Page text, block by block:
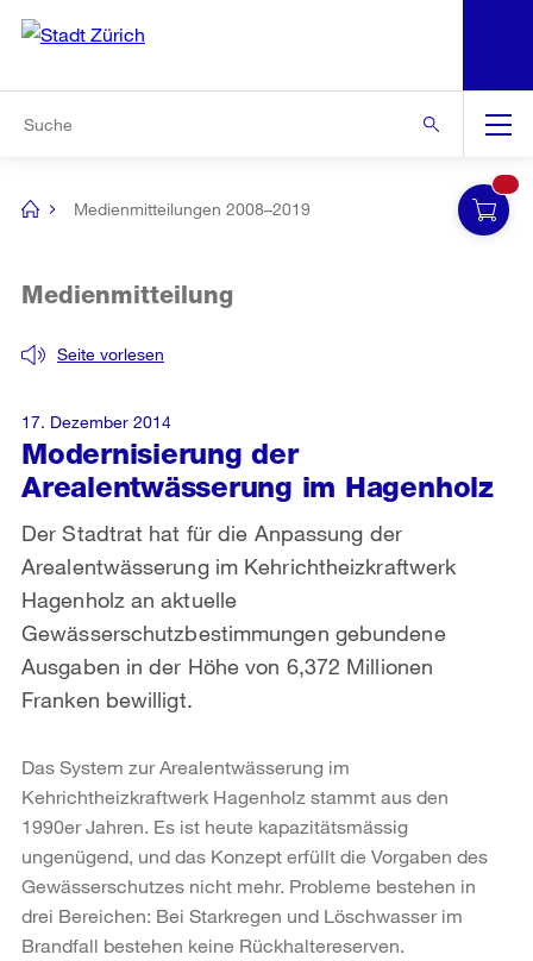
Navigation
[no
Medienmitteilungen 2008–2019
Modernisierung der
Arealentwässerung im Hagenholz
Seite vorlesen
Medienmitteilung
Der Stadtrat hat für die Anpassung der
Arealentwässerung im Kehrichtheizkraftwerk
Hagenholz an aktuelle
Gewässerschutzbestimmungen gebundene
Ausgaben in der Höhe von 6,372 Millionen
Franken bewilligt.
17. Dezember 2014
Das System zur Arealentwässerung im
Kehrichtheizkraftwerk Hagenholz stammt aus den
1990er Jahren. Es ist heute kapazitätsmässig
ungenügend, und das Konzept erfüllt die Vorgaben des
Gewässerschutzes nicht mehr. Probleme bestehen in
drei Bereichen: Bei Starkregen und Löschwasser im
Brandfall bestehen keine Rückhaltereserven.